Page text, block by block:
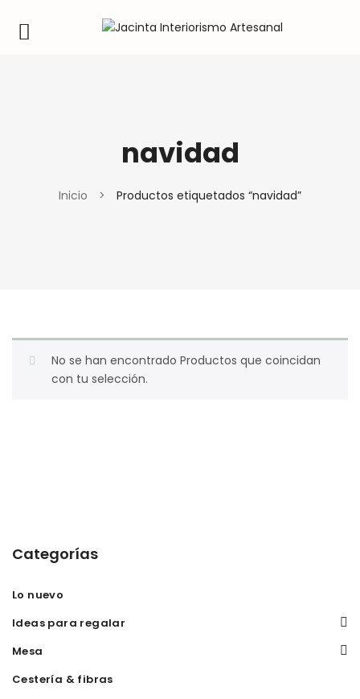
navidad
Inicio > Productos etiquetados “navidad”
No se han encontrado Productos que coincidan
con tu selección.
Categorías
Lo nuevo
Ideas para regalar
Mesa
Cestería & fibras